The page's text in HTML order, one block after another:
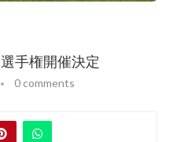
手権開催決定
0 comments